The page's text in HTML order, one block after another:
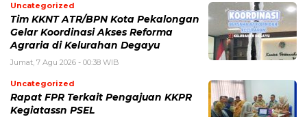
Uncategorized
Tim KKNT ATR/BPN Kota Pekalongan
Gelar Koordinasi Akses Reforma
Agraria di Kelurahan Degayu
Jumat, 7 Agu 2026 - 00:38 WIB
Uncategorized
Rapat FPR Terkait Pengajuan KKPR
Kegiatassn PSEL